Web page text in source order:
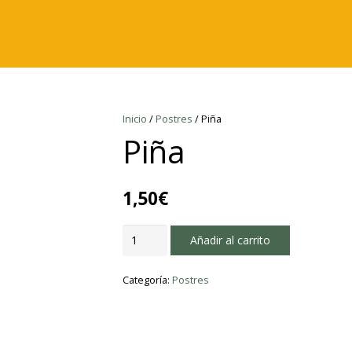
Inicio / Postres / Piña
Piña
1,50€
Piña
Añadir al carrito
Categoría: Postres